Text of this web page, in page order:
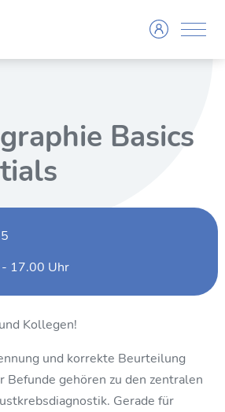
Basics
17.00 Uhr
Kollegen!
und korrekte Beurteilung
Befunde gehören zu den zentralen
Gerade für